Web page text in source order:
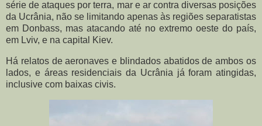
série de ataques por terra, mar e ar contra diversas posições
da Ucrânia, não se limitando apenas às regiões separatistas
em Donbass, mas atacando até no extremo oeste do país,
em Lviv, e na capital Kiev.
Há relatos de aeronaves e blindados abatidos de ambos os
lados, e áreas residenciais da Ucrânia já foram atingidas,
inclusive com baixas civis.